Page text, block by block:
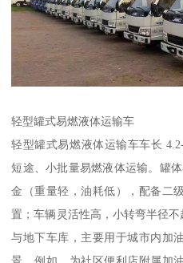
轻型罐式易燃液体运输车​
轻型罐式易燃液体运输车车长
短途、小批量易燃液体运输。罐
金（重量轻，油耗低），配备二
置；车辆灵活性高，小转弯半径
与地下车库，主要用于城市内加